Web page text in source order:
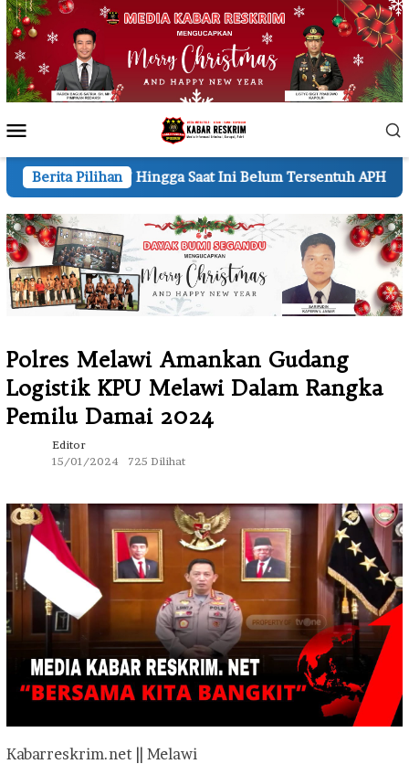
Loncat
ke
konten
Mobile
Berita Pilihan
Saat Ini Belum Tersentuh APH DPD PW MOI
Polres Melawi Amankan Gudang
Logistik KPU Melawi Dalam Rangka
Pemilu Damai 2024
Editor
15/01/2024
725 Dilihat
Kabarreskrim.net || Melawi